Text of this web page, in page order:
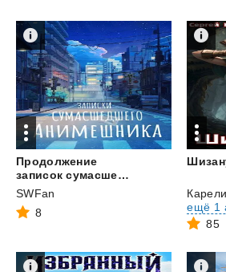
Продолжение
записок сумасшедшего анимешника, который переехал в Японию, стал мастером боевых искусств и решил превратить реальную жизнь в аниме
SWFan
8
ещё 1
85